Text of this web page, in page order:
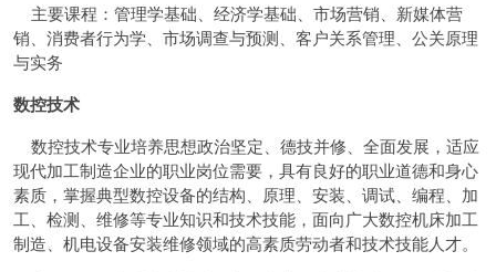
主要课程：管理学基础、经济学基础、市场营销、新媒体营
销、消费者行为学、市场调查与预测、客户关系管理、公关原理
与实务
数控技术
数控技术专业培养思想政治坚定、德技并修、全面发展，适应
现代加工制造企业的职业岗位需要，具有良好的职业道德和身心
素质，掌握典型数控设备的结构、原理、安装、调试、编程、加
工、检测、维修等专业知识和技术技能，面向广大数控机床加工
制造、机电设备安装维修领域的高素质劳动者和技术技能人才。